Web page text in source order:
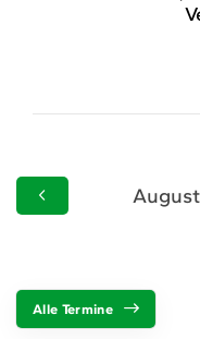
Alle Termine